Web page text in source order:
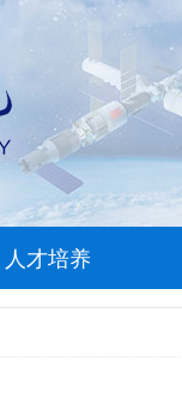
人才培养